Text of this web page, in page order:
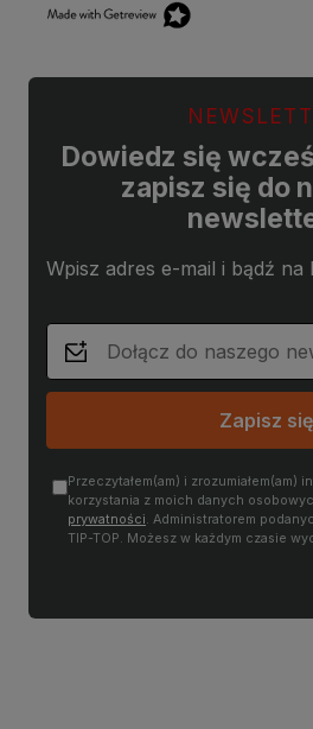
Dowiedz się
zapisz się do
Wpisz adres e-mail i bądź na
Zapisz się
Przeczytałem(am) i zrozumiałem(am)
korzystania z moich danych
prywatności. Administratorem
TIP-TOP. Możesz w każdym czasie